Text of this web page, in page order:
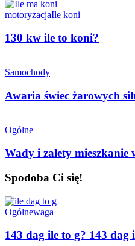
motoryzacjaIle koni
130 kw ile to koni?
Samochody
Awaria świec żarowych
Ogólne
Wady i zalety mieszkanie
Spodoba Ci się!
Ogólnewaga
143 dag ile to g? 143 dag